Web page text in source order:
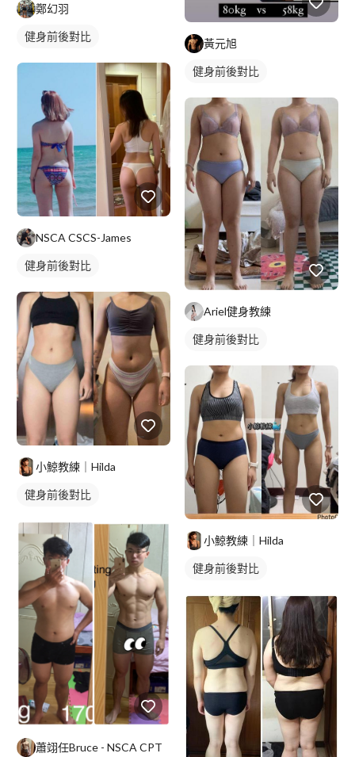
鄭幻羽
健身前後對比
NSCA CSCS-James
健身前後對比
小鯨教練｜Hilda
健身前後對比
蕭翊任Bruce - NSCA CPT
黃元旭
健身前後對比
Ariel健身教練
健身前後對比
小鯨教練｜Hilda
健身前後對比